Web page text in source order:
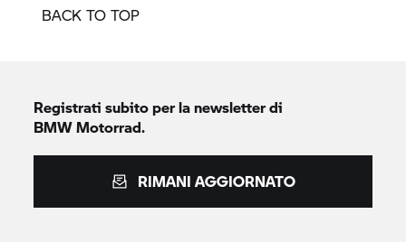
BACK TO TOP
Registrati subito per la newsletter di
BMW Motorrad.
RIMANI AGGIORNATO